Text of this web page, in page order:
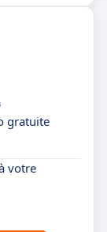
gratuite
votre